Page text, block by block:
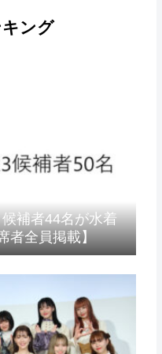
ング
補者44名が水着
者全員掲載】